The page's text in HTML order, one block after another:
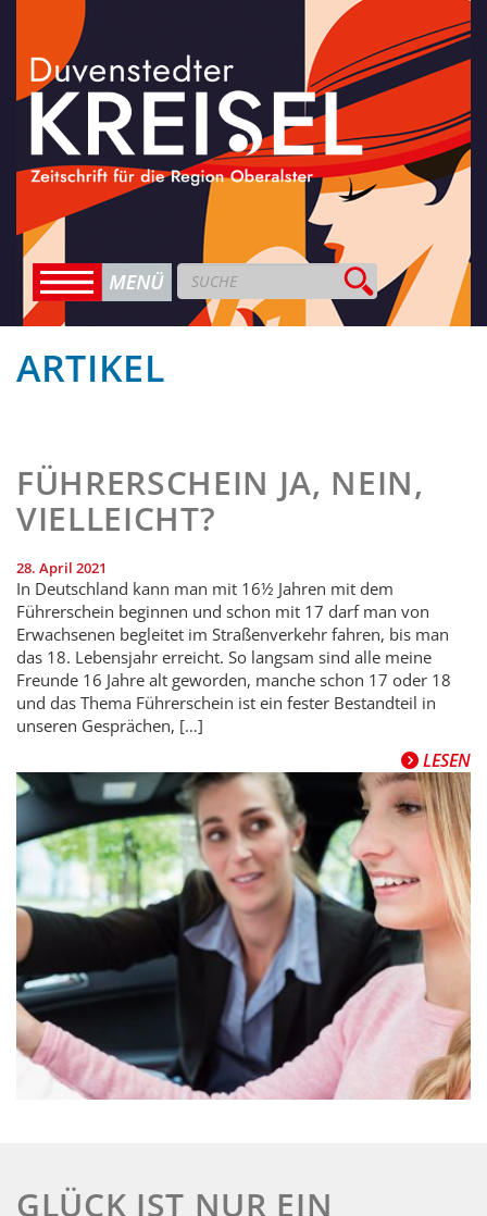
ARTIKEL
FÜHRERSCHEIN JA, NEIN,
VIELLEICHT?
28. April 2021
In Deutschland kann man mit 16½ Jahren mit dem
Führerschein beginnen und schon mit 17 darf man von
Erwachsenen begleitet im Straßenverkehr fahren, bis man
das 18. Lebensjahr erreicht. So langsam sind alle meine
Freunde 16 Jahre alt geworden, manche schon 17 oder 18
und das Thema Führerschein ist ein fester Bestandteil in
unseren Gesprächen, […]
LESEN
GLÜCK IST NUR EIN